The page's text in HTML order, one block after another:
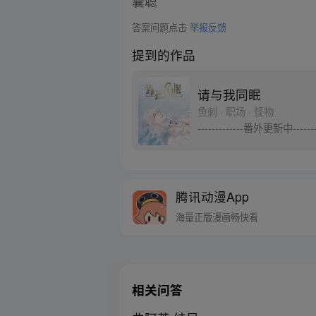
答案问题点击举报反馈
提到的作品
请与我同眠
鱼刺 · 职场 · 怪物
-------------番外更新中
腾讯动漫App
海量正版漫画畅快看
相关问答